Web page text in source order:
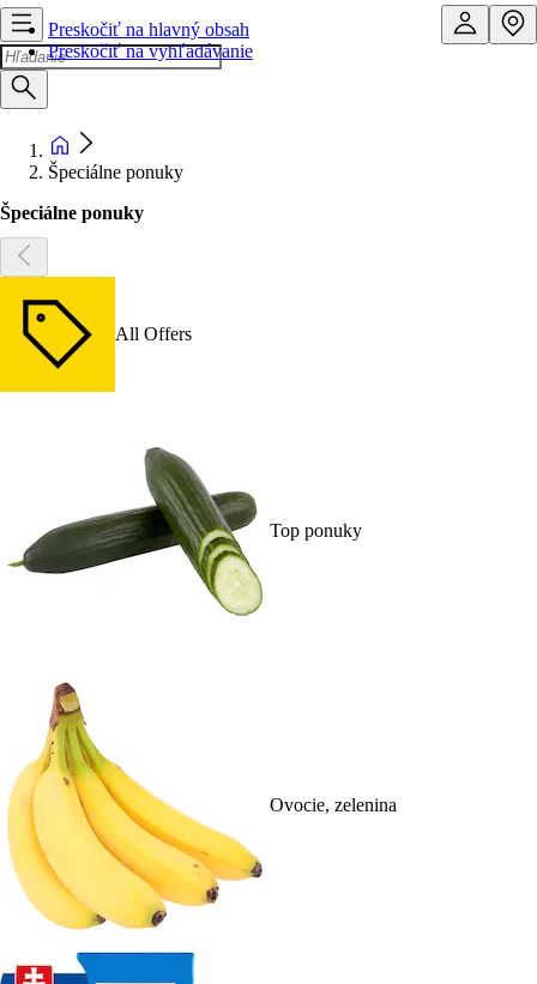
Preskočiť na hlavný obsah
Preskočiť na vyhľadávanie
Špeciálne ponuky
Špeciálne ponuky
All Offers
Top ponuky
Ovocie, zelenina